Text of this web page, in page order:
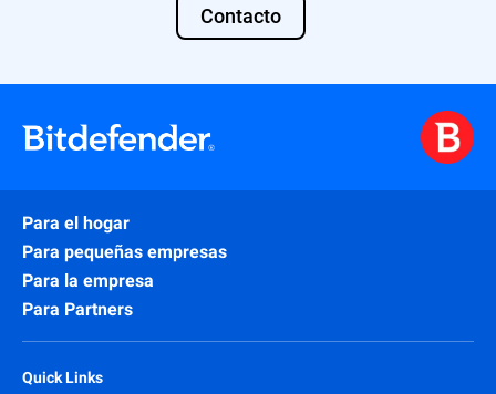
Contacto
Para el hogar
Para pequeñas empresas
Para la empresa
Para Partners
Quick Links